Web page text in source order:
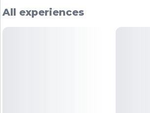
All experiences